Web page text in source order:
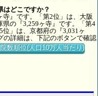
はどこですか？
寺』です。「第2位」は、大阪
の『3,259ヶ寺』です。「第4
」は、京都府の『3,031ヶ
の詳細は、下記のボタンで確認
数順位(人口10万人当たり)